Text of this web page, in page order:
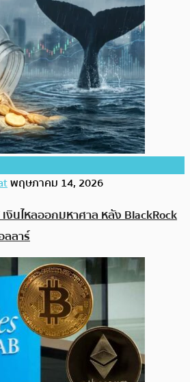
พฤษภาคม 14, 2026
งินไหลออกมหาศาล หลัง BlackRock
ลลาร์